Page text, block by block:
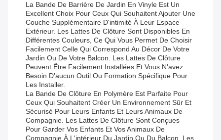
La Bande De Barrière De Jardin En Vinyle Est Un
Excellent Choix Pour Ceux Qui Souhaitent Ajouter Une
Couche Supplémentaire D'intimité À Leur Espace
Extérieur. Les Lattes De Clôture Sont Disponibles En
Différentes Couleurs, Ce Qui Vous Permet De Choisir
Facilement Celle Qui Correspond Au Décor De Votre
Jardin Ou De Votre Balcon. Les Lattes De Clôture
Peuvent Être Facilement Installées Et Vous N'avez
Besoin D'aucun Outil Ou Formation Spécifique Pour
Les Installer.
La Bande De Clôture En Polymère Est Parfaite Pour
Ceux Qui Souhaitent Créer Un Environnement Sûr Et
Sécurisé Pour Leurs Enfants Et Leurs Animaux De
Compagnie. Les Lattes De Clôture Sont Conçues
Pour Garder Vos Enfants Et Vos Animaux De
Compagnie À L'intérieur Du Jardin Ou Du Balcon, Les